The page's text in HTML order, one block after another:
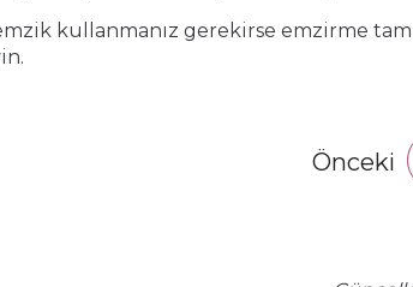
kullanmanız gerekirse emzirme
Önceki